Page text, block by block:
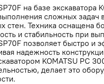
на базе экскаватора
сложных задач
стен. Техника оснащена
и стабильность при
позволяет быстро и
надежность
KOMATSU PC
делает это